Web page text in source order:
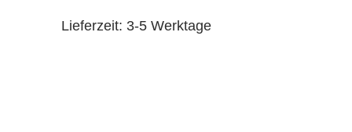
Lieferzeit: 3-5 Werktage